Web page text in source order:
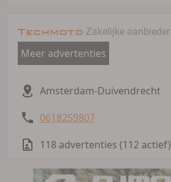
Techmoto Zakelijke aanbieder
Meer advertenties
Amsterdam-Duivendrecht
0618259807
118 advertenties (112 actief)